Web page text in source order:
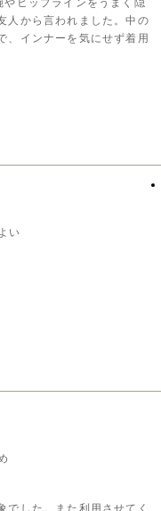
人から言われました。中の
、インナーを気にせず着用
い
でした。また利用させてく